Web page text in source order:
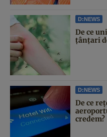
D:NEWS
De ce
țânțari
D:NEWS
De ce
credem?